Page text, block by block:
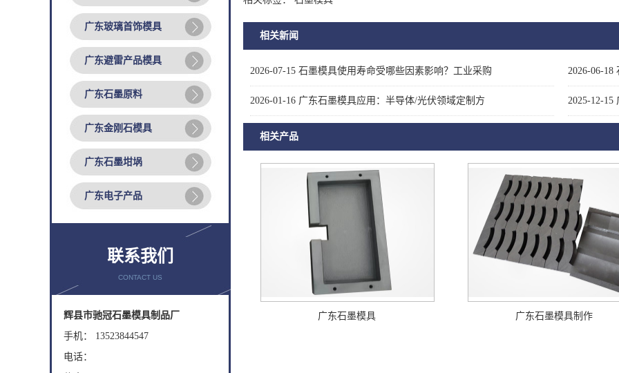
广东玻璃首饰模具
广东避雷产品模具
广东石墨原料
广东金刚石模具
广东石墨坩埚
广东电子产品
联系我们
CONTACT US
辉县市驰冠石墨模具制品厂
手机： 13523844547
电话：
相关新闻
2026-07-15 石墨模具使用寿命受哪些因素影响？工业采购 2026-06-18
2026-01-16 广东石墨模具应用：半导体/光伏领域定制方 2025-12-15
相关产品
广东石墨模具 广东石墨模具制作